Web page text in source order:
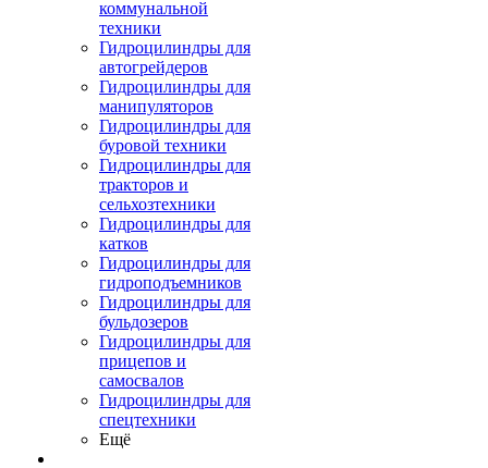
коммунальной
техники
Гидроцилиндры для
автогрейдеров
Гидроцилиндры для
манипуляторов
Гидроцилиндры для
буровой техники
Гидроцилиндры для
тракторов и
сельхозтехники
Гидроцилиндры для
катков
Гидроцилиндры для
гидроподъемников
Гидроцилиндры для
бульдозеров
Гидроцилиндры для
прицепов и
самосвалов
Гидроцилиндры для
спецтехники
Ещё